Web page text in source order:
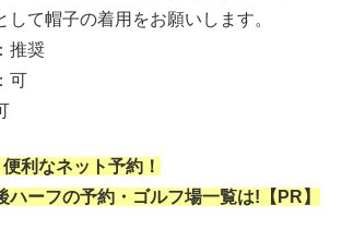
して帽子の着用をお願いします。
推奨
可
利なネット予約！
ハーフの予約・ゴルフ場一覧は!【PR】